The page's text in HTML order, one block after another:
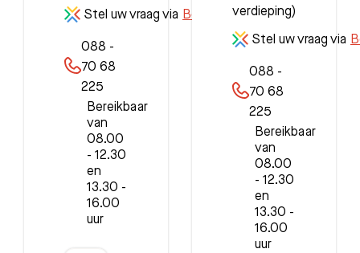
Stel uw vraag via Beterdichtbij
088 -
70 68
225
Bereikbaar
van
08.00
- 12.30
en
13.30 -
16.00
uur
verdieping)
Stel uw vraag via
088 -
70 68
225
Bereikbaar
van
08.00
- 12.30
en
13.30 -
16.00
uur